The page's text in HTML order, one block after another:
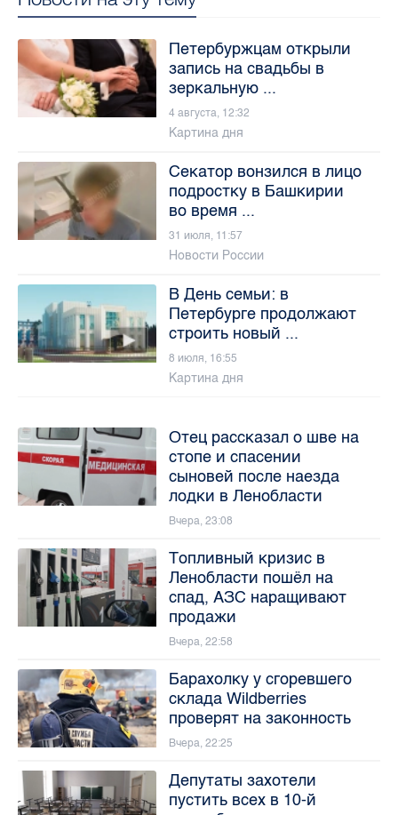
Петербуржцам открыли
запись на свадьбы в
зеркальную ...
4 августа, 12:32
Картина дня
Секатор вонзился в лицо
подростку в Башкирии
во время ...
31 июля, 11:57
Новости России
В День семьи: в
Петербурге продолжают
строить новый ...
8 июля, 16:55
Картина дня
Отец рассказал о шве на
стопе и спасении
сыновей после наезда
лодки в Ленобласти
Вчера, 23:08
Топливный кризис в
Ленобласти пошёл на
спад, АЗС наращивают
продажи
Вчера, 22:58
Барахолку у сгоревшего
склада Wildberries
проверят на законность
Вчера, 22:25
Депутаты захотели
пустить всех в 10-й